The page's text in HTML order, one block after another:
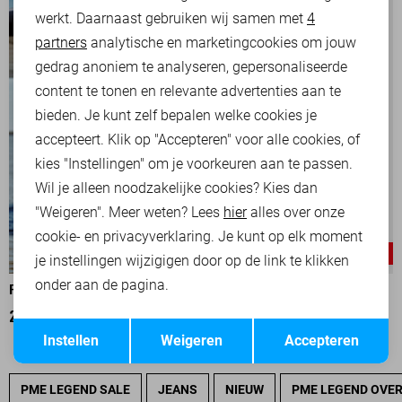
-30%
PME LEGEND T-SHIRT
28,00 39,99 30,00 39,99
PME LEGEND SALE JEANS NIEUW PME LEGEND
Analytische cookies
Marketing cookies
Opslaan
werkt. Daarnaast gebruiken wij samen met 4
partners analytische en marketingcookies om jouw
gedrag anoniem te analyseren, gepersonaliseerde
content te tonen en relevante advertenties aan te
bieden. Je kunt zelf bepalen welke cookies je
accepteert. Klik op "Accepteren" voor alle cookies, of
kies "Instellingen" om je voorkeuren aan te passen.
Wil je alleen noodzakelijke cookies? Kies dan
"Weigeren". Meer weten? Lees hieralles over onze
cookie- en privacyverklaring. Je kunt op elk moment
je instellingen wijzigigen door op de link te klikken
onder aan de pagina.
Accepteren
Weigeren
Instellen